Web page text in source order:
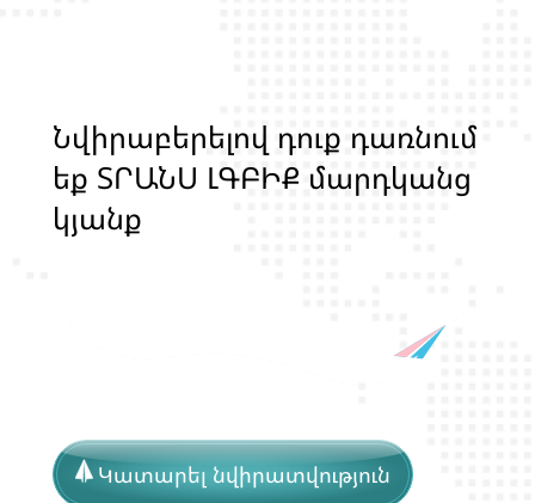
Նվիրաբերելով դոք դառնոմ
եք ՏՐԱՆՍ ԼԳԲԻՔ մարդկանց
կյանք
Կատարել նվիրատվություն